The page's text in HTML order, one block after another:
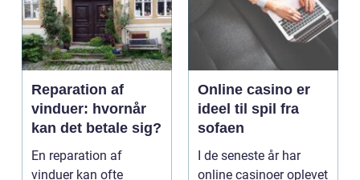
Reparation af
vinduer: hvornår
kan det betale sig?
En reparation af
vinduer kan ofte
Online casino er
ideel til spil fra
sofaen
I de seneste år har
online casinoer oplevet